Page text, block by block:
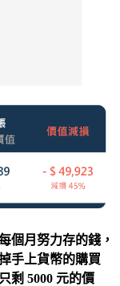
個月努力存的錢，
手上貨幣的購買
剩 5000 元的價